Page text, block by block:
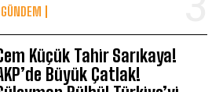
GÜNDEM
Küçük Tahir Sarıkaya!
Büyük Çatlak!